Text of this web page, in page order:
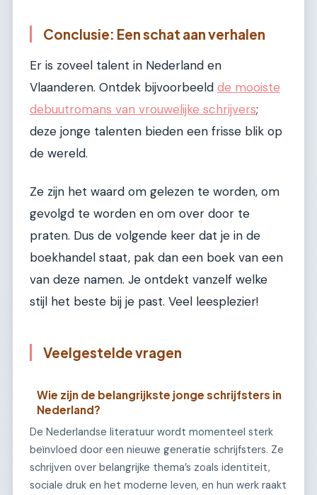
Conclusie: Een schat aan verhalen
Er is zoveel talent in Nederland en
Vlaanderen. Ontdek bijvoorbeeld de mooiste
debuutromans van vrouwelijke schrijvers;
deze jonge talenten bieden een frisse blik op
de wereld.
Ze zijn het waard om gelezen te worden, om
gevolgd te worden en om over door te
praten. Dus de volgende keer dat je in de
boekhandel staat, pak dan een boek van een
van deze namen. Je ontdekt vanzelf welke
stijl het beste bij je past. Veel leesplezier!
Veelgestelde vragen
Wie zijn de belangrijkste jonge schrijfsters in
Nederland?
De Nederlandse literatuur wordt momenteel sterk
beïnvloed door een nieuwe generatie schrijfsters. Ze
schrijven over belangrijke thema’s zoals identiteit,
sociale druk en het moderne leven, en hun werk raakt